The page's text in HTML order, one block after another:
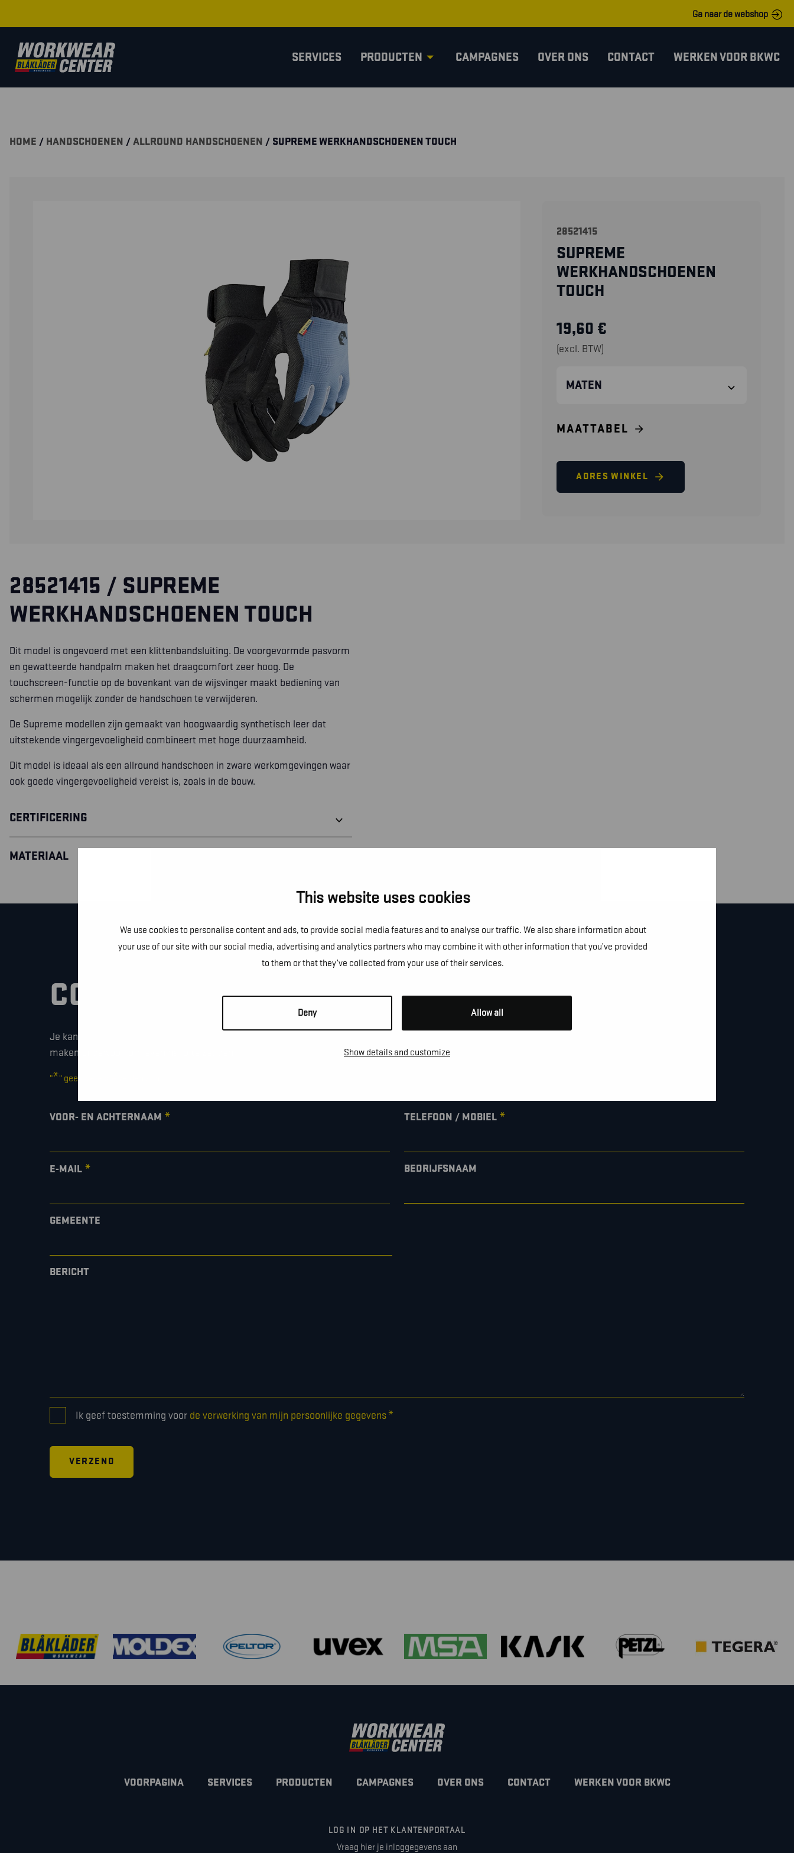
This website uses cookies
We use cookies to personalise content and ads, to provide social media features and to analyse our traffic. We also share information about
your use of our site with our social media, advertising and analytics partners who may combine it with other information that you’ve provided
to them or that they’ve collected from your use of their services.
Deny Allow all
Show details and customize
Ga naar de webshop
SERVICES PRODUCTEN CAMPAGNES OVER ONS CONTACT WERKEN VOOR BKWC
HOME / HANDSCHOENEN /ALLROUND HANDSCHOENEN / SUPREME WERKHANDSCHOENEN TOUCH
28521415
SUPREME
WERKHANDSCHOENEN
TOUCH
19,60 €
(excl. BTW)
MATEN
MAATTABEL
ADRES WINKEL
28521415 / SUPREME
WERKHANDSCHOENEN TOUCH
Dit model is ongevoerd met een klittenbandsluiting. De voorgevormde pasvorm
en gewatteerde handpalm maken het draagcomfort zeer hoog. De
touchscreen-functie op de bovenkant van de wijsvinger maakt bediening van
schermen mogelijk zonder de handschoen te verwijderen.
De Supreme modellen zijn gemaakt van hoogwaardig synthetisch leer dat
uitstekende vingergevoeligheid combineert met hoge duurzaamheid.
Dit model is ideaal als een allround handschoen in zware werkomgevingen waar
ook goede vingergevoeligheid vereist is, zoals in de bouw.
CERTIFICERING
MATERIAAL
CONTACTEER ONS!
Je kan dit formulier gebruiken om meer informatie te vragen, een afspraak te
maken of gewoon om even hallo te zeggen.
"*" geeft vereiste velden aan
VOOR- EN ACHTERNAAM * TELEFOON / MOBIEL *
E-MAIL * BEDRIJFSNAAM
GEMEENTE
BERICHT
CONSENT
*
Ik geef toestemming voor de verwerking van mijn persoonlijke gegevens*
VOORPAGINA SERVICES PRODUCTEN CAMPAGNES OVER ONS CONTACT WERKEN VOOR BKWC
LOG IN OP HET KLANTENPORTAAL
Vraag hier je inloggegevens aan